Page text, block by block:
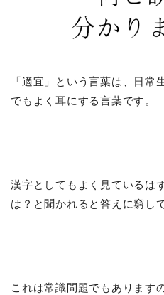
「適宜」という言葉は、日
でもよく耳にする言葉です。
漢字としてもよく見ているは
は？と聞かれると答えに窮し
これは常識問題でもあります